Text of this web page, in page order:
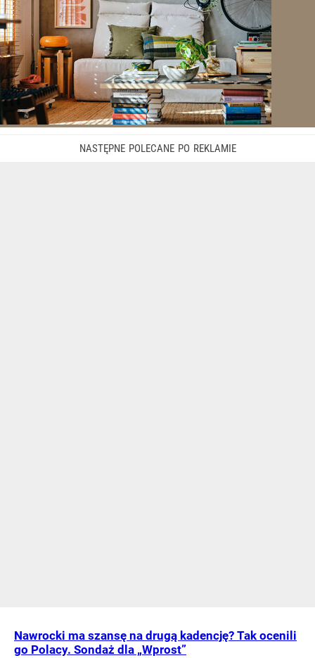
Nawrocki ma szansę na drugą kadencję? Tak ocenili
go Polacy. Sondaż dla „Wprost”